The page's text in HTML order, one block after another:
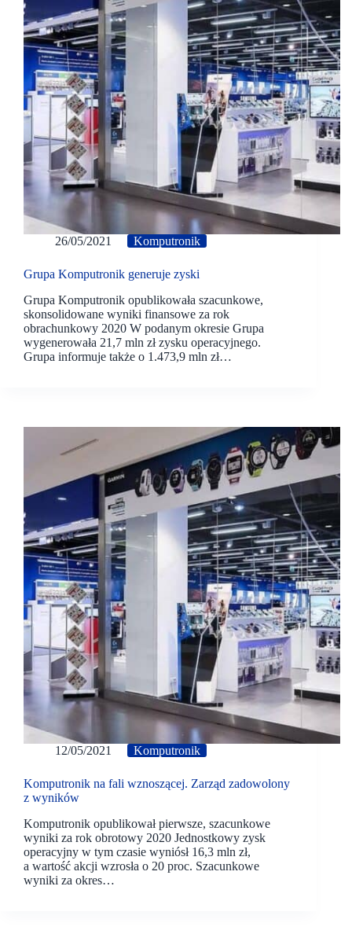
26/05/2021 Komputronik
Grupa Komputronik generuje zyski
Grupa Komputronik opublikowała szacunkowe,
skonsolidowane wyniki finansowe za rok
obrachunkowy 2020 W podanym okresie Grupa
wygenerowała 21,7 mln zł zysku operacyjnego.
Grupa informuje także o 1.473,9 mln zł…
12/05/2021 Komputronik
Komputronik na fali wznoszącej. Zarząd zadowolony
z wyników
Komputronik opublikował pierwsze, szacunkowe
wyniki za rok obrotowy 2020 Jednostkowy zysk
operacyjny w tym czasie wyniósł 16,3 mln zł,
a wartość akcji wzrosła o 20 proc. Szacunkowe
wyniki za okres…